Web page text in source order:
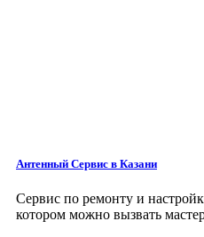
Антенный Сервис в Казани
Сервис по ремонту и
котором можно вызвать